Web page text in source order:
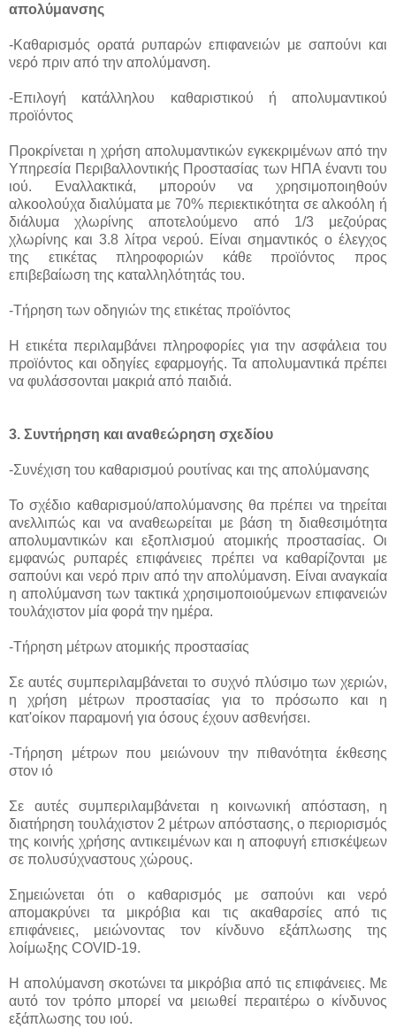
απολύμανσης
-Καθαρισμός ορατά ρυπαρών επιφανειών με σαπούνι και
νερό πριν από την απολύμανση.
-Επιλογή κατάλληλου καθαριστικού ή απολυμαντικού
προϊόντος
Προκρίνεται η χρήση απολυμαντικών εγκεκριμένων από την
Υπηρεσία Περιβαλλοντικής Προστασίας των ΗΠΑ έναντι του
ιού. Εναλλακτικά, μπορούν να χρησιμοποιηθούν
αλκοολούχα διαλύματα με 70% περιεκτικότητα σε αλκοόλη ή
διάλυμα χλωρίνης αποτελούμενο από 1/3 μεζούρας
χλωρίνης και 3.8 λίτρα νερού. Είναι σημαντικός ο έλεγχος
της ετικέτας πληροφοριών κάθε προϊόντος προς
επιβεβαίωση της καταλληλότητάς του.
-Τήρηση των οδηγιών της ετικέτας προϊόντος
Η ετικέτα περιλαμβάνει πληροφορίες για την ασφάλεια του
προϊόντος και οδηγίες εφαρμογής. Τα απολυμαντικά πρέπει
να φυλάσσονται μακριά από παιδιά.
3. Συντήρηση και αναθεώρηση σχεδίου
-Συνέχιση του καθαρισμού ρουτίνας και της απολύμανσης
Το σχέδιο καθαρισμού/απολύμανσης θα πρέπει να τηρείται
ανελλιπώς και να αναθεωρείται με βάση τη διαθεσιμότητα
απολυμαντικών και εξοπλισμού ατομικής προστασίας. Οι
εμφανώς ρυπαρές επιφάνειες πρέπει να καθαρίζονται με
σαπούνι και νερό πριν από την απολύμανση. Είναι αναγκαία
η απολύμανση των τακτικά χρησιμοποιούμενων επιφανειών
τουλάχιστον μία φορά την ημέρα.
-Τήρηση μέτρων ατομικής προστασίας
Σε αυτές συμπεριλαμβάνεται το συχνό πλύσιμο των χεριών,
η χρήση μέτρων προστασίας για το πρόσωπο και η
κατ'οίκον παραμονή για όσους έχουν ασθενήσει.
-Τήρηση μέτρων που μειώνουν την πιθανότητα έκθεσης
στον ιό
Σε αυτές συμπεριλαμβάνεται η κοινωνική απόσταση, η
διατήρηση τουλάχιστον 2 μέτρων απόστασης, ο περιορισμός
της κοινής χρήσης αντικειμένων και η αποφυγή επισκέψεων
σε πολυσύχναστους χώρους.
Σημειώνεται ότι ο καθαρισμός με σαπούνι και νερό
απομακρύνει τα μικρόβια και τις ακαθαρσίες από τις
επιφάνειες, μειώνοντας τον κίνδυνο εξάπλωσης της
λοίμωξης COVID-19.
Η απολύμανση σκοτώνει τα μικρόβια από τις επιφάνειες. Με
αυτό τον τρόπο μπορεί να μειωθεί περαιτέρω ο κίνδυνος
εξάπλωσης του ιού.